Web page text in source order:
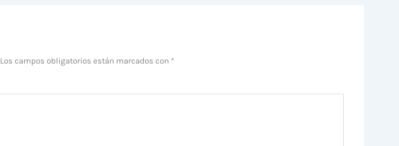
Los campos obligatorios están marcados con *